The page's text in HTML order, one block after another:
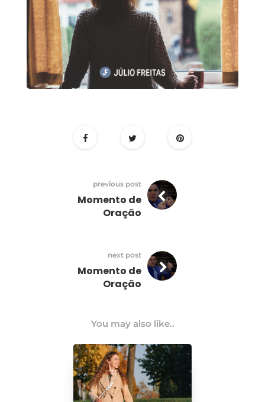
previous post
Momento de
Oração
next post
Momento de
Oração
You may also like..